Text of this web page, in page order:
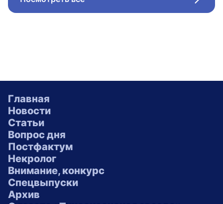
Главная
Новости
Статьи
Вопрос дня
Постфактум
Некролог
Внимание, конкурс
Спецвыпуски
Архив